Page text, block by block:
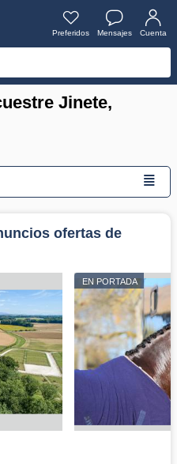
Preferidos Mensajes Cuenta
Jinete,
≣
ofertas de
EN PORTADA